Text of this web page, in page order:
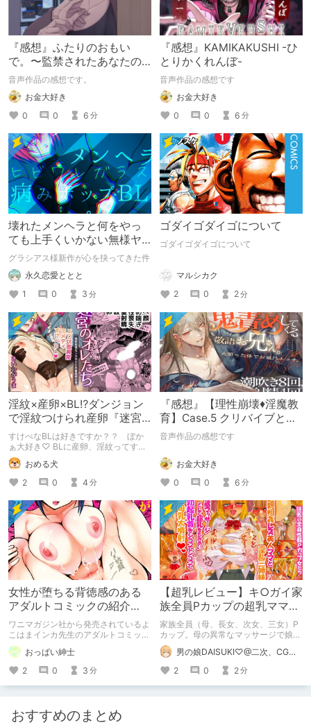
『感想』ふたりのおもい
で。〜監禁されたあなたの
末路〜【がるまに限定特典
付き】
音声作品の感想です。
お金大好き
0
0 6 分
『感想』KAMIKAKUSHI -ひ
とりかくれんぼ-
音声作品の感想です
お金大好き
0
0 6 分
壊れたメンヘラと何をやっ
ても上手くいかない無様ヤ
ンデレ
グラシアス様新作が心を抉ってきた件
永久恋愛ととと
1
0 3 分
ゴダイゴダイゴについて
ゴダイゴダイゴについて
マルシカク
2
0 2分
淫紋×産卵×BL⁉ダンジョン
で淫紋つけられ産卵『迷宮
のオレたち～強○発情モンス
ターと大量産卵の巻～』
すけべなBLは好きですか？？ ぼか
ぁ大好き♡ BLに産卵、淫紋ってすけ
べなBLを読みたい人の性癖に突き刺
さりまくるのでは？ そんなBLが読み
たい方におすすめの『迷宮のオレたち
～強○発情モンスターと大量産卵の巻
～』の感想です。
おめる犬
2
0 4 分
『感想』【理性崩壊♦️淫魔教
育】Case.5 クリバイブとデ
ィルドで鬼責めしてくる敬
音声作品の感想です
お金大好き
0
0 6 分
女性が堕ちる背徳感のある
アダルトコミックの紹介
【よこはまインカ】
ワニマガジン社から発売されているよ
こはまインカ先生のアダルトコミック
「女教師が堕ちた理由【デジタル特装
版】」の紹介です
おっぱい紳士
2
0 3 分
【超乳レビュー】キ○ガイ家
族全員Pカップの超乳ママと
三姉妹が 勃起乳首をシコっ
て母乳ド噴射
家族全員（母、長女、次女、三女）P
カップ。母の異常なマッサージで娘が
全員超乳化してしまった異様に自己肯
定感の強い家族の話。販売ページだけ
でも大ボリュームのシナリオとサンプ
ル画像。
男の娘DAISUKI♡@二次、CG集、同人誌、漫画、ゲーム、ASMR！
2
0 2分
おすすめのまとめ